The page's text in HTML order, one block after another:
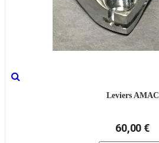
Leviers AMAC
60,00 €